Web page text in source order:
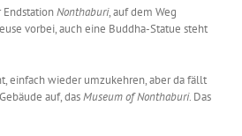
Nonthaburi, auf dem Weg
vorbei, auch eine Buddha-Statue steht
einfach wieder umzukehren, aber da fällt
auf, dasMuseum of Nonthaburi. Das